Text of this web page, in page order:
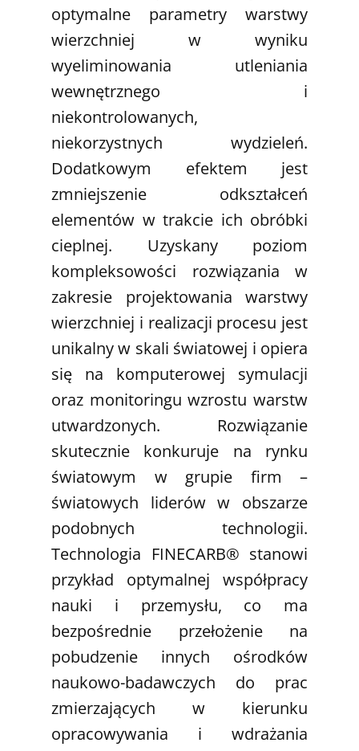
optymalne parametry warstwy
wierzchniej w wyniku
wyeliminowania utleniania
wewnętrznego i
niekontrolowanych,
niekorzystnych wydzieleń.
Dodatkowym efektem jest
zmniejszenie odkształceń
elementów w trakcie ich obróbki
cieplnej. Uzyskany poziom
kompleksowości rozwiązania w
zakresie projektowania warstwy
wierzchniej i realizacji procesu jest
unikalny w skali światowej i opiera
się na komputerowej symulacji
oraz monitoringu wzrostu warstw
utwardzonych. Rozwiązanie
skutecznie konkuruje na rynku
światowym w grupie firm –
światowych liderów w obszarze
podobnych technologii.
Technologia FINECARB® stanowi
przykład optymalnej współpracy
nauki i przemysłu, co ma
bezpośrednie przełożenie na
pobudzenie innych ośrodków
naukowo-badawczych do prac
zmierzających w kierunku
opracowywania i wdrażania